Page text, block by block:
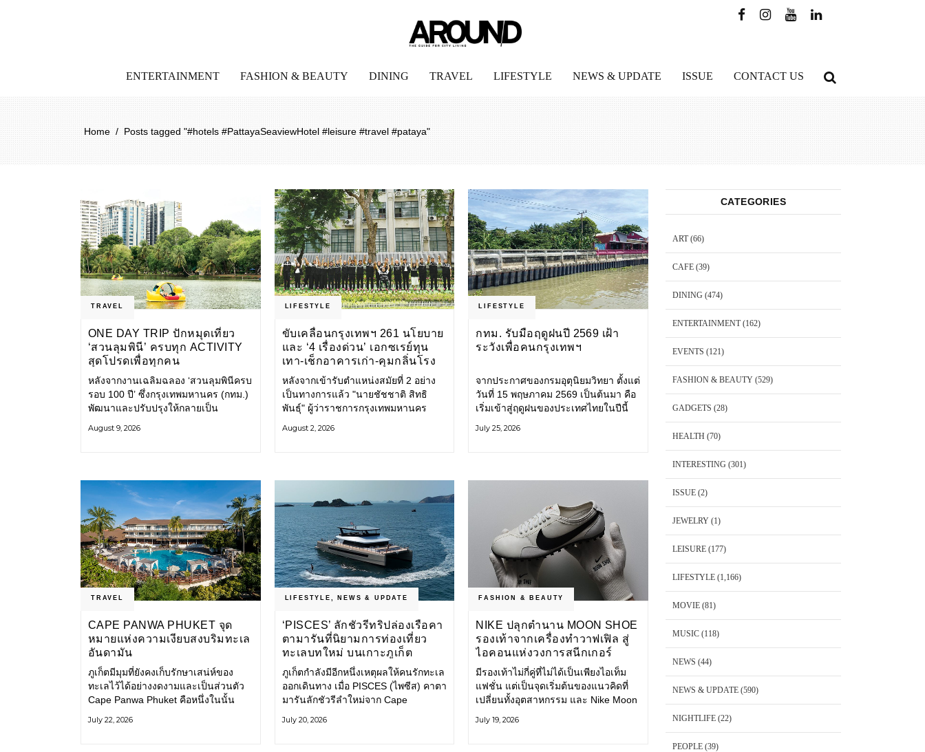
ENTERTAINMENT FASHION & BEAUTY DINING TRAVEL LIFESTYLE NEWS & UPDATE ISSUE CONTACT US
Home / Posts tagged "#hotels #PattayaSeaviewHotel #leisure #travel #pataya"
TRAVEL
ONE DAY TRIP ปักหมุดเที่ยว
‘สวนลุมพินี’ ครบทุก ACTIVITY
สุดโปรดเพื่อทุกคน
หลังจากงานเฉลิมฉลอง ‘สวนลุมพินีครบ
รอบ 100 ปี’ ซึ่งกรุงเทพมหานคร (กทม.)
พัฒนาและปรับปรุงให้กลายเป็น
การปรับปรุงพื้นที่ เส้นทางสัญจร และ
August 9, 2026
LIFESTYLE
ขับเคลื่อนกรุงเทพฯ 261 นโยบาย
และ ‘4 เรื่องด่วน’ เอกซเรย์ทุน
เทา-เช็กอาคารเก่า-คุมกลิ่นโรง
ขยะ-ขีดเส้นสอบทุจริต
หลังจากเข้ารับตำแหน่งสมัยที่ 2 อย่าง
เป็นทางการแล้ว "นายชัชชาติ สิทธิ
พันธุ์" ผู้ว่าราชการกรุงเทพมหานคร
แปลงนโยบายสู่แผนยุทธศาสตร์ จัด
August 2, 2026
LIFESTYLE
กทม. รับมือฤดูฝนปี 2569 เฝ้า
ระวังเพื่อคนกรุงเทพฯ
จากประกาศของกรมอุตุนิยมวิทยา ตั้งแต่
วันที่ 15 พฤษภาคม 2569 เป็นต้นมา คือ
เริ่มเข้าสู่ฤดูฝนของประเทศไทยในปีนี้
รับมือน้ำท่วม และเดินหน้าพัฒนา
July 25, 2026
TRAVEL
CAPE PANWA PHUKET จุด
หมายแห่งความเงียบสงบริมทะเล
อันดามัน
ภูเก็ตมีมุมที่ยังคงเก็บรักษาเสน่ห์ของ
ทะเลไว้ได้อย่างงดงามและเป็นส่วนตัว
Cape Panwa Phuket คือหนึ่งในนั้น
& Kantary Hotels ตั้งอยู่บนแหลมพันวา
July 22, 2026
LIFESTYLE NEWS & UPDATE
‘PISCES’ ลักชัวรีทริปล่องเรือคา
ตามารันที่นิยามการท่องเที่ยว
ทะเลบทใหม่ บนเกาะภูเก็ต
ภูเก็ตกำลังมีอีกหนึ่งเหตุผลให้คนรักทะเล
ออกเดินทาง เมื่อ PISCES (ไพซีส) คาตา
มารันลักชัวรีลำใหม่จาก Cape
ทะเลอันดามันและอ่าวพังงาในมุมที่ต่าง
July 20, 2026
FASHION & BEAUTY
NIKE ปลุกตำนาน MOON SHOE
รองเท้าจากเครื่องทำวาฟเฟิล สู่
ไอคอนแห่งวงการสนีกเกอร์
มีรองเท้าไม่กี่คู่ที่ไม่ได้เป็นเพียงไอเท็ม
แฟชั่น แต่เป็นจุดเริ่มต้นของแนวคิดที่
เปลี่ยนทั้งอุตสาหกรรม และ Nike Moon
ไอคอนที่ถือกำเนิดเมื่อกว่าครึ่งศตวรรษ
July 19, 2026
CATEGORIES
ART(66)
CAFE (39)
DINING (474)
ENTERTAINMENT(162)
EVENTS (121)
FASHION & BEAUTY (529)
GADGETS (28)
HEALTH (70)
INTERESTING (301)
ISSUE (2)
JEWELRY (1)
LEISURE (177)
LIFESTYLE (1,166)
MOVIE (81)
MUSIC (118)
NEWS (44)
NEWS & UPDATE (590)
NIGHTLIFE (22)
PEOPLE (39)